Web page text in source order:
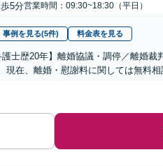
5分営業時間：09:30~18:30（平日）
事例を見る(5件) 料金表を見る
護士歴20年】離婚協議・調停／離婚
現在、離婚・慰謝料に関しては無料